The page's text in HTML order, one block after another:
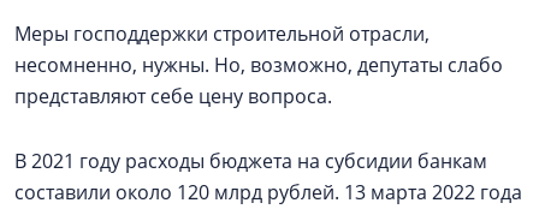
Меры господдержки строительной отрасли,
несомненно, нужны. Но, возможно, депутаты слабо
представляют себе цену вопроса.
В 2021 году расходы бюджета на субсидии банкам
составили около 120 млрд рублей. 13 марта 2022 года